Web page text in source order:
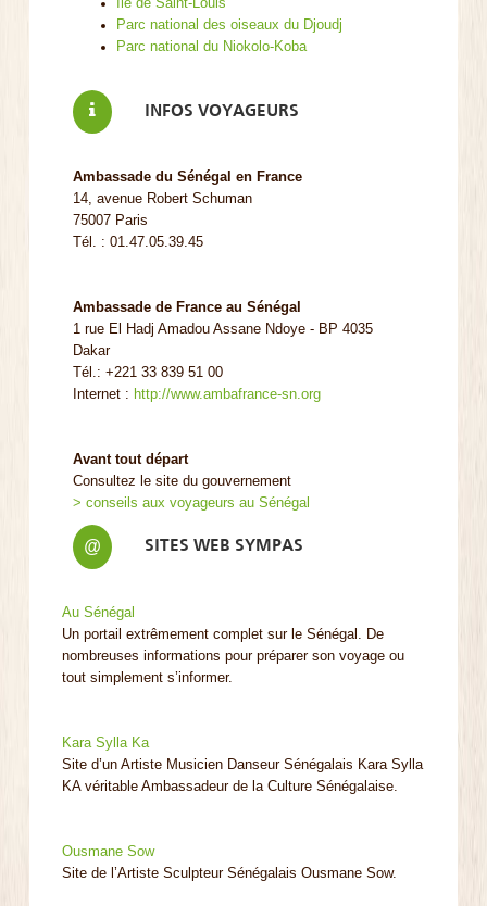
Île de Saint-Louis
Parc national des oiseaux du Djoudj
Parc national du Niokolo-Koba
INFOS VOYAGEURS
Ambassade du Sénégal en France
14, avenue Robert Schuman
75007 Paris
Tél. : 01.47.05.39.45
Ambassade de France au Sénégal
1 rue El Hadj Amadou Assane Ndoye - BP 4035
Dakar
Tél.: +221 33 839 51 00
Internet : http://www.ambafrance-sn.org
Avant tout départ
Consultez le site du gouvernement
> conseils aux voyageurs au Sénégal
@ SITES WEB SYMPAS
Au Sénégal
Un portail extrêmement complet sur le Sénégal. De
nombreuses informations pour préparer son voyage ou
tout simplement s’informer.
Kara Sylla Ka
Site d’un Artiste Musicien Danseur Sénégalais Kara Sylla
KA véritable Ambassadeur de la Culture Sénégalaise.
Ousmane Sow
Site de l’Artiste Sculpteur Sénégalais Ousmane Sow.